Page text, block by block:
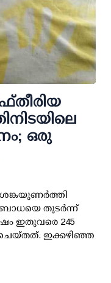
ഒരു
തുടര്‍ന്ന്
ഇതുവരെ 245
ചെയ്തത്. ഇക്കഴിഞ്ഞ